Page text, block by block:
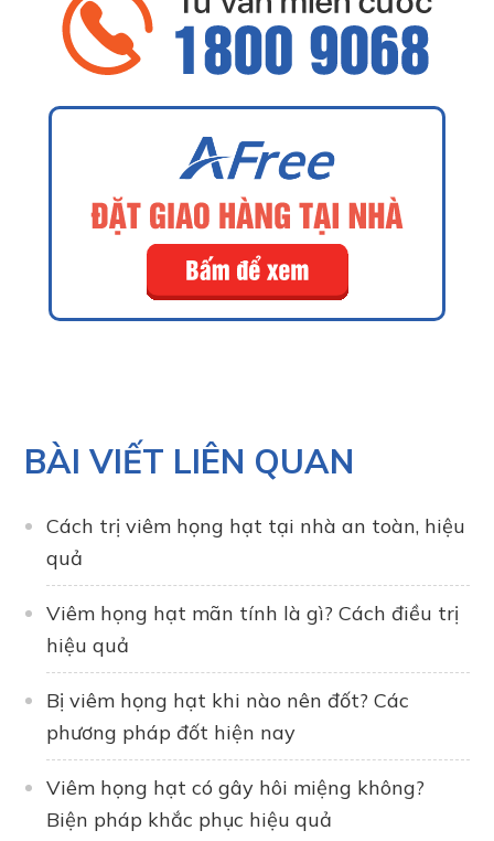
BÀI VIẾT LIÊN QUAN
Cách trị viêm họng hạt tại nhà an toàn, hiệu
quả
Viêm họng hạt mãn tính là gì? Cách điều trị
hiệu quả
Bị viêm họng hạt khi nào nên đốt? Các
phương pháp đốt hiện nay
Viêm họng hạt có gây hôi miệng không?
Biện pháp khắc phục hiệu quả